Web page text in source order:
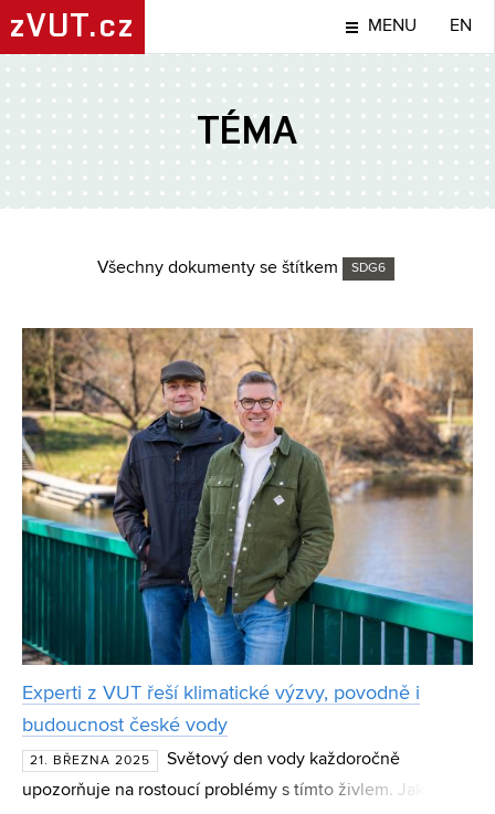
zVUT.cz MENU EN
TÉMA
Všechny dokumenty se štítkem SDG6
Experti z VUT řeší klimatické výzvy, povodně i
budoucnost české vody
21. BŘEZNA 2025
Světový den vody každoročně
upozorňuje na rostoucí problémy s tímto živlem. Jak